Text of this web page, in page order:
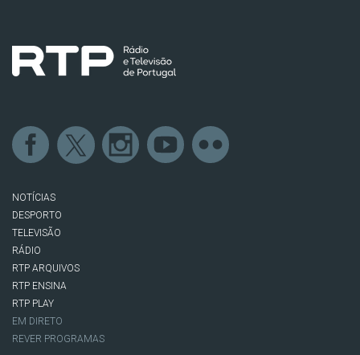
NOTÍCIAS
DESPORTO
TELEVISÃO
RÁDIO
RTP ARQUIVOS
RTP ENSINA
RTP PLAY
EM DIRETO
REVER PROGRAMAS